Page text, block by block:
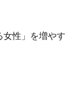
女性」を増やす